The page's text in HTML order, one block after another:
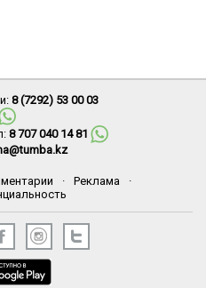
8 (7292) 53 00 03
8 707 040 14 81
· Реклама
·